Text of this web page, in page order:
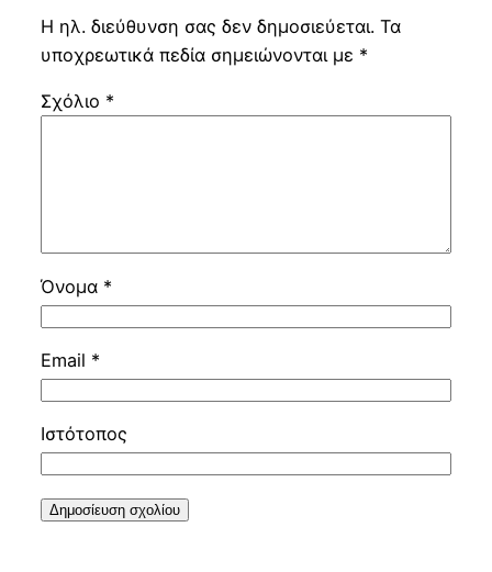
Η ηλ. διεύθυνση σας δεν δημοσιεύεται. Τα
υποχρεωτικά πεδία σημειώνονται με *
Σχόλιο *
Όνομα *
Email *
Ιστότοπος